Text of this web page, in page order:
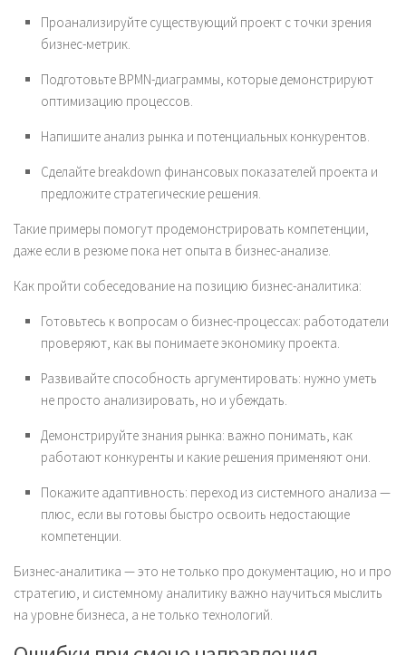
Проанализируйте существующий проект с точки зрения
бизнес-метрик.
Подготовьте BPMN-диаграммы, которые демонстрируют
оптимизацию процессов.
Напишите анализ рынка и потенциальных конкурентов.
Сделайте breakdown финансовых показателей проекта и
предложите стратегические решения.
Такие примеры помогут продемонстрировать компетенции,
даже если в резюме пока нет опыта в бизнес-анализе.
Как пройти собеседование на позицию бизнес-аналитика:
Готовьтесь к вопросам о бизнес-процессах: работодатели
проверяют, как вы понимаете экономику проекта.
Развивайте способность аргументировать: нужно уметь
не просто анализировать, но и убеждать.
Демонстрируйте знания рынка: важно понимать, как
работают конкуренты и какие решения применяют они.
Покажите адаптивность: переход из системного анализа —
плюс, если вы готовы быстро освоить недостающие
компетенции.
Бизнес-аналитика — это не только про документацию, но и про
стратегию, и системному аналитику важно научиться мыслить
на уровне бизнеса, а не только технологий.